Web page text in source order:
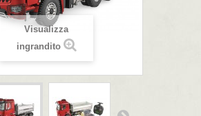
Visualizza
ingrandito